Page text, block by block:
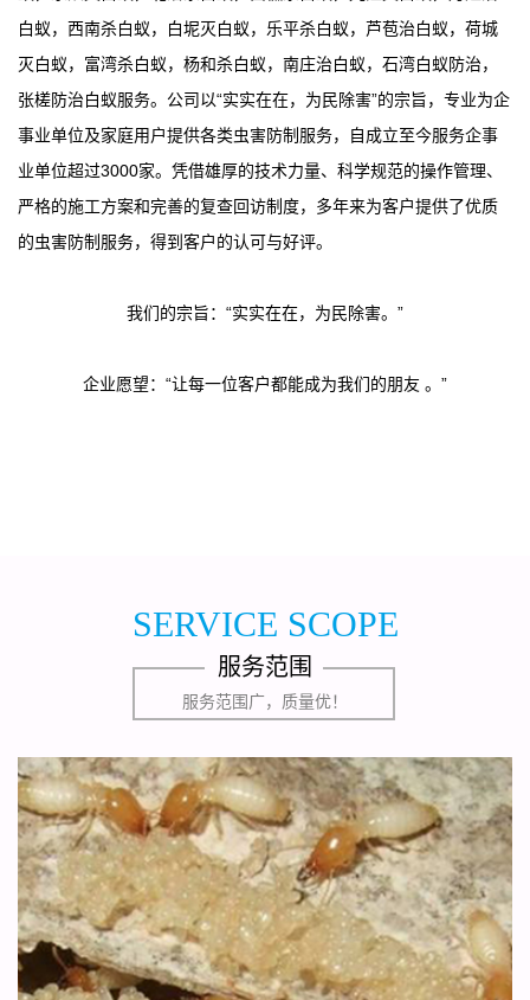
白蚁，西南杀白蚁，白坭灭白蚁，乐平杀白蚁，芦苞治白蚁，荷城
灭白蚁，富湾杀白蚁，杨和杀白蚁，南庄治白蚁，石湾白蚁防治，
张槎防治白蚁服务。公司以“实实在在，为民除害”的宗旨，专业为企
事业单位及家庭用户提供各类虫害防制服务，自成立至今服务企事
业单位超过3000家。凭借雄厚的技术力量、科学规范的操作管理、
严格的施工方案和完善的复查回访制度，多年来为客户提供了优质
的虫害防制服务，得到客户的认可与好评。
我们的宗旨：“实实在在，为民除害。”
企业愿望：“让每一位客户都能成为我们的朋友 。”
SERVICE SCOPE
服务范围
服务范围广，质量优！